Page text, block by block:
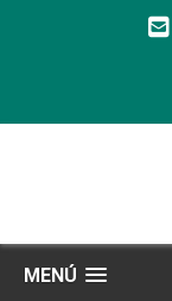
MENÚ